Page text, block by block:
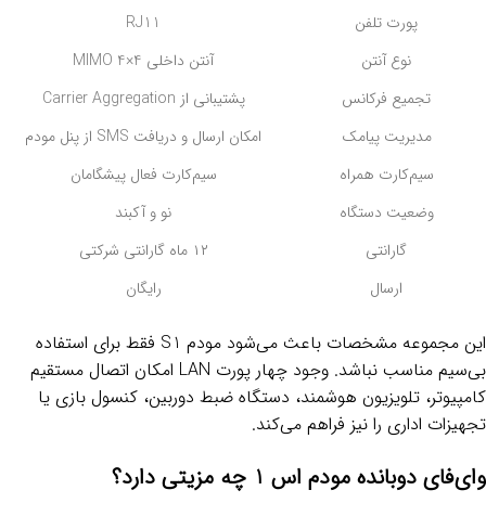
پورت تلفن
RJ11
نوع آنتن
آنتن داخلی MIMO 4×4
تجمیع فرکانس
پشتیبانی از Carrier Aggregation
مدیریت پیامک
امکان ارسال و دریافت SMS از پنل مودم
سیم‌کارت همراه
سیم‌کارت فعال پیشگامان
وضعیت دستگاه
نو و آکبند
گارانتی
۱۲ ماه گارانتی شرکتی
ارسال
رایگان
این مجموعه مشخصات باعث می‌شود مودم S1 فقط برای استفاده
بی‌سیم مناسب نباشد. وجود چهار پورت LAN امکان اتصال مستقیم
کامپیوتر، تلویزیون هوشمند، دستگاه ضبط دوربین، کنسول بازی یا
تجهیزات اداری را نیز فراهم می‌کند.
وای‌فای دوبانده مودم اس 1 چه مزیتی دارد؟